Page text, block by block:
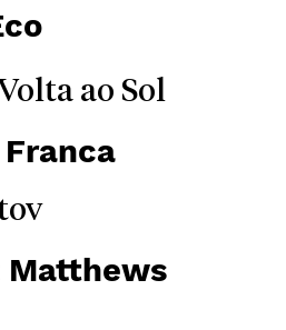
ao Sol
Matthews